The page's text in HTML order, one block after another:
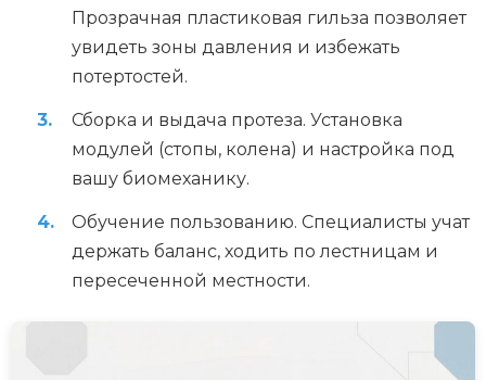
Прозрачная пластиковая гильза позволяет
увидеть зоны давления и избежать
потертостей.
Сборка и выдача протеза. Установка
модулей (стопы, колена) и настройка под
вашу биомеханику.
Обучение пользованию. Специалисты учат
держать баланс, ходить по лестницам и
пересеченной местности.